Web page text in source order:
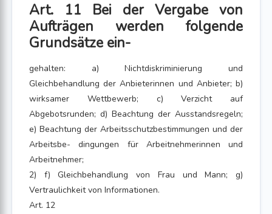
Art. 11 Bei der Vergabe von
Aufträgen werden folgende
Grundsätze ein-
gehalten: a) Nichtdiskriminierung und
Gleichbehandlung der Anbieterinnen und Anbieter; b)
wirksamer Wettbewerb; c) Verzicht auf
Abgebotsrunden; d) Beachtung der Ausstandsregeln;
e) Beachtung der Arbeitsschutzbestimmungen und der
Arbeitsbe- dingungen für Arbeitnehmerinnen und
Arbeitnehmer;
2) f) Gleichbehandlung von Frau und Mann; g)
Vertraulichkeit von Informationen.
Art. 12